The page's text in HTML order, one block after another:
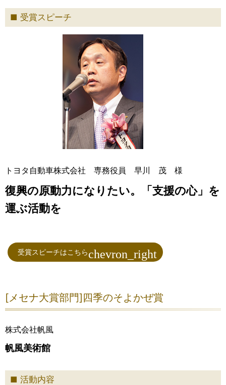
受賞スピーチ
トヨタ自動車株式会社 専務役員 早川 茂 様
復興の原動力になりたい。「支援の心」を
運ぶ活動を
受賞スピーチはこちら
[メセナ大賞部門]四季のそよかぜ賞
株式会社帆風
帆風美術館
活動内容